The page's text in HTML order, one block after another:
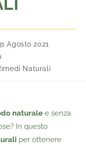
Agosto 2021
Naturali
naturale e senza
In questo
per ottenere